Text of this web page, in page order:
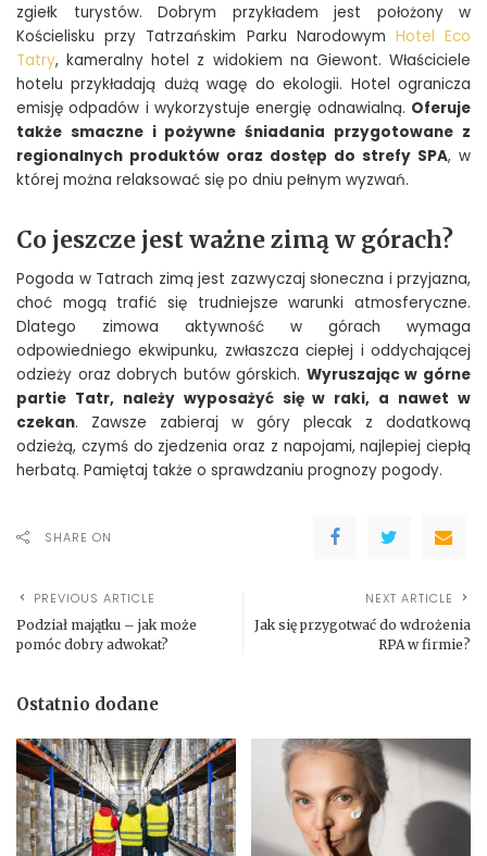
zgiełk turystów. Dobrym przykładem jest położony w
Kościelisku przy Tatrzańskim Parku Narodowym Hotel Eco
Tatry, kameralny hotel z widokiem na Giewont. Właściciele
hotelu przykładają dużą wagę do ekologii. Hotel ogranicza
emisję odpadów i wykorzystuje energię odnawialną. Oferuje
także smaczne i pożywne śniadania przygotowane z
regionalnych produktów oraz dostęp do strefy SPA, w
której można relaksować się po dniu pełnym wyzwań.
Co jeszcze jest ważne zimą w górach?
Pogoda w Tatrach zimą jest zazwyczaj słoneczna i przyjazna,
choć mogą trafić się trudniejsze warunki atmosferyczne.
Dlatego zimowa aktywność w górach wymaga
odpowiedniego ekwipunku, zwłaszcza ciepłej i oddychającej
odzieży oraz dobrych butów górskich. Wyruszając w górne
partie Tatr, należy wyposażyć się w raki, a nawet w
czekan. Zawsze zabieraj w góry plecak z dodatkową
odzieżą, czymś do zjedzenia oraz z napojami, najlepiej ciepłą
herbatą. Pamiętaj także o sprawdzaniu prognozy pogody.
SHARE ON
PREVIOUS ARTICLE
Podział majątku – jak może
pomóc dobry adwokat?
NEXT ARTICLE
Jak się przygotwać do wdrożenia
RPA w firmie?
Ostatnio dodane